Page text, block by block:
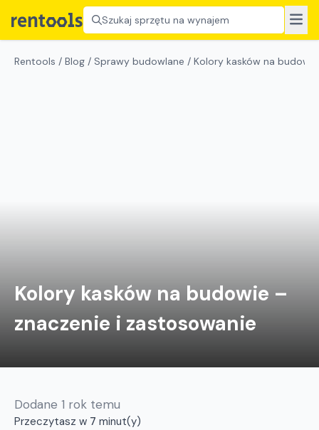
Szukaj sprzętu na wynajem
Rentools / Blog / Sprawy budowlane / Kolory kasków na
Kolory kasków na budowie –
znaczenie i zastosowanie
Dodane 1 rok temu
Przeczytasz w 7 minut(y)